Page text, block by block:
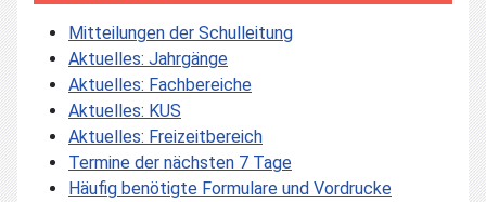
Mitteilungen der Schulleitung
Aktuelles: Jahrgänge
Aktuelles: Fachbereiche
Aktuelles: KUS
Aktuelles: Freizeitbereich
Termine der nächsten 7 Tage
Häufig benötigte Formulare und Vordrucke